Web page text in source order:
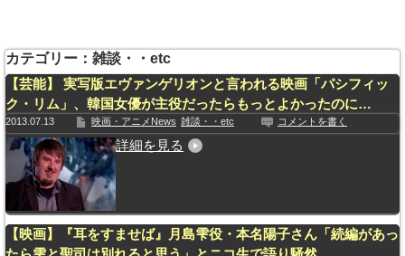
カテゴリー：雑談・・etc
【芸能】 実写版エヴァンゲリオンと言われる映画「パシフィッ
ク・リム」、韓国女優が主役だったらもっとよかったのに…
2013.07.13 映画・アニメNews 雑談・・etc コメントを書く
詳細を見る
【映画】『耳をすませば』月島雫役・本名陽子さん「続編があっ